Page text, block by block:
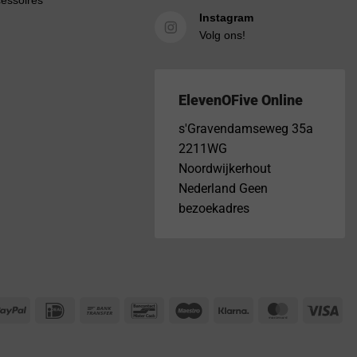
Instagram
Volg ons!
ElevenOFive Online
s'Gravendamseweg 35a
2211WG
Noordwijkerhout
Nederland Geen
bezoekadres
PayPal IDeal
Bank
BancontactMaestro Klarna